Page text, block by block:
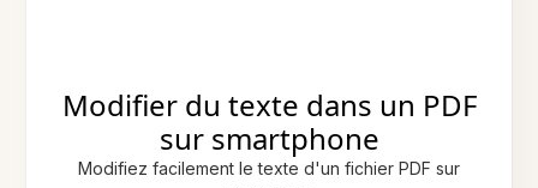
Modifier du texte dans un PDF
sur smartphone
Modifiez facilement le texte d'un fichier PDF sur